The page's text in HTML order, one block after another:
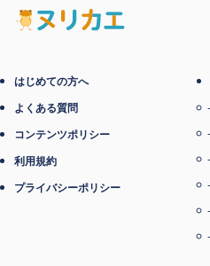
はじめての方へ
よくある質問
コンテンツポリシー
利用規約
プライバシーポリシー